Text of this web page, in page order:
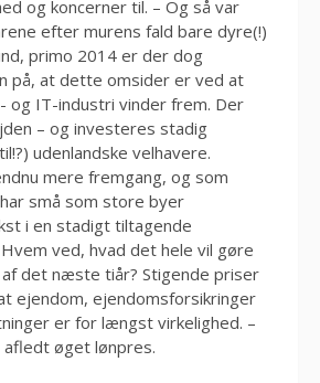
og koncerner til. – Og så var
efter murens fald bare dyre(!)
primo 2014 er der dog
på, at dette omsider er ved at
og IT-industri vinder frem. Der
– og investeres stadig
udenlandske velhavere.
mere fremgang, og som
små som store byer
i en stadigt tiltagende
Hvem ved, hvad det hele vil gøre
det næste tiår? Stigende priser
ejendom, ejendomsforsikringer
er for længst virkelighed. –
afledt øget lønpres.